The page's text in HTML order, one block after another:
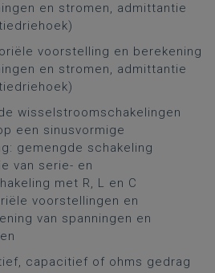
en stromen, admittantie
voorstelling en berekening
en stromen, admittantie
wisselstroomschakelingen
een sinusvormige
gemengde schakeling
van serie- en
met R, L en C
voorstellingen en
van spanningen en
capacitief of ohms gedrag